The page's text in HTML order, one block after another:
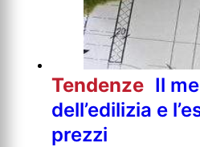
Tendenze Il
dell’edilizia e
prezzi